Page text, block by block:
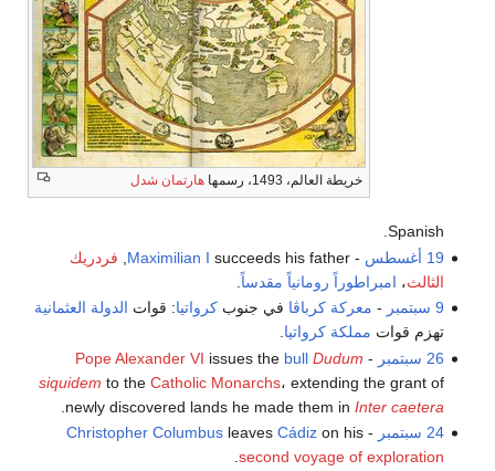
خريطة العالم، 1493، رسمها هارتمان شدل
Spanish.
19 أغسطس
-
Maximilian I succeeds his father,
فردريك
الثالث، امبراطوراً رومانياً مقدساً
9 سبتمبر
- معركة كرباڤا في جنوبكرواتيا: قوات الدولة العثمانية
تهزم قوات مملكة كرواتيا.
26 سبتمبر
-
Pope Alexander VI issues the bull Dudum
siquidem to the Catholic Monarchs، extending the grant of
newly discovered lands he made them in Inter caetera
24 سبتمبر
-
Christopher Columbusleaves Cádizon his
second voyage of exploration